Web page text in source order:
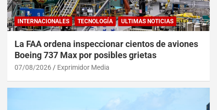
INTERNACIONALES TECNOLOGÍA ULTIMAS NOTICIAS
La FAA ordena inspeccionar cientos de aviones
Boeing 737 Max por posibles grietas
07/08/2026 Exprimidor Media